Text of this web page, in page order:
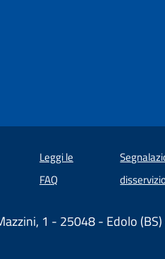
scheda).
Leggi le
FAQ
1 - 25048 - Edolo